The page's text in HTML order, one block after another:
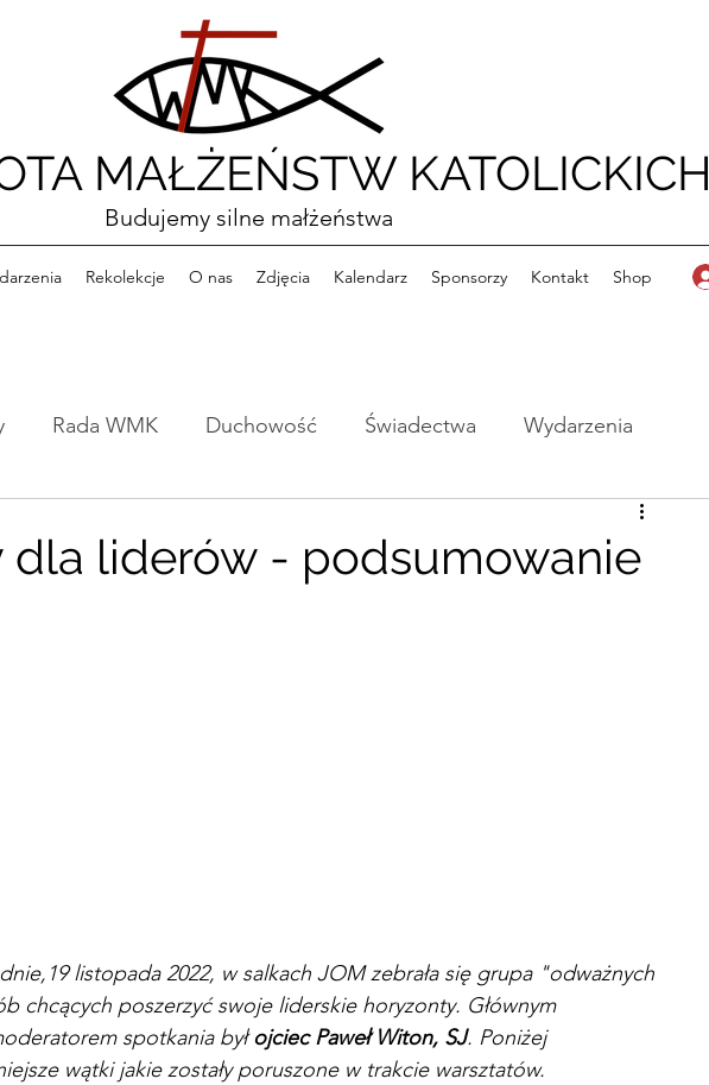
MAŁŻEŃSTW KATOLICKICH
Budujemy silne małżeństwa
Rekolekcje O nas Zdjęcia Kalendarz Sponsorzy Kontakt Shop
Rada WMK Duchowość Świadectwa Wydarzenia
dla liderów - podsumowanie
listopada 2022, w salkach JOM zebrała się grupa "odważnych
chcących poszerzyć swoje liderskie horyzonty. Głównym
spotkania był ojciec Paweł Witon, SJ. Poniżej
wątki jakie zostały poruszone w trakcie warsztatów.